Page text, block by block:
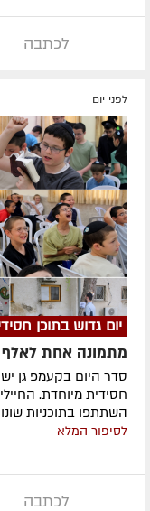
לכתבה
לפני יום
יום גדוש בתוכן
מתמונה אחת לאלף
סדר היום בקעמפ גן
חסידית מיוחדת.
השתתפו בתוכניות
לסיפור המלא
לכתבה